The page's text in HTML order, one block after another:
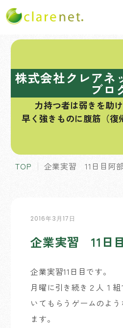
株式会社クレアネ
ブロ
力持つ者は弱きを助
早く強きものに腹筋（復
TOP 企業実習 11日目阿部
2016年3月17日
企業実習 11日
企業実習11日目です。
月曜に引き続き２人１
いてもらうゲームのよ
ます。